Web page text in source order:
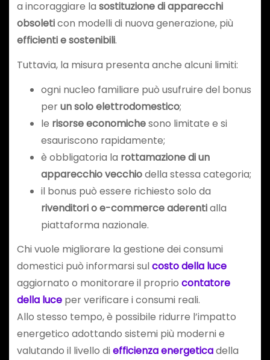
a incoraggiare la sostituzione di apparecchi
obsoleticon modelli di nuova generazione, più
efficienti e sostenibili.
Tuttavia, la misura presenta anche alcuni limiti:
ogni nucleo familiare può usufruire del bonus
perun solo elettrodomestico;
le risorse economichesono limitate e si
esauriscono rapidamente;
è obbligatoria la rottamazione di un
apparecchio vecchiodella stessa categoria;
il bonus può essere richiesto solo da
rivenditori o e-commerce aderentialla
piattaforma nazionale.
Chi vuole migliorare la gestione dei consumi
domestici può informarsi sulcosto della luce
aggiornato o monitorare il proprio contatore
della luceper verificare i consumi reali.
Allo stesso tempo, è possibile ridurre l’impatto
energetico adottando sistemi più moderni e
valutando il livello diefficienza energeticadella